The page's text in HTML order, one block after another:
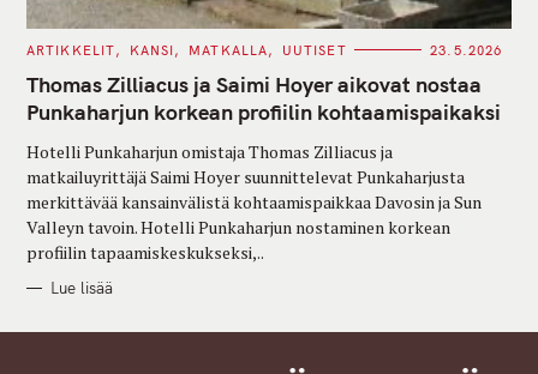
C
T
E
G
O
I
E
S
ARTIKKELIT KANSI MATKALLA UUTISET 23.5.2026
Thomas Zilliacus ja Saimi Hoyer aikovat nostaa
Punkaharjun korkean profiilin kohtaamispaikaksi
Hotelli Punkaharjun omistaja Thomas Zilliacus ja
matkailuyrittäjä Saimi Hoyer suunnittelevat Punkaharjusta
merkittävää kansainvälistä kohtaamispaikkaa Davosin ja Sun
Valleyn tavoin. Hotelli Punkaharjun nostaminen korkean
profiilin tapaamiskeskukseksi,..
Lue lisää